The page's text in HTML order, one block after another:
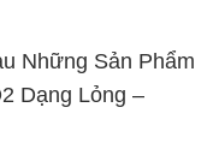
Những Sản Phẩm
Dạng Lỏng –